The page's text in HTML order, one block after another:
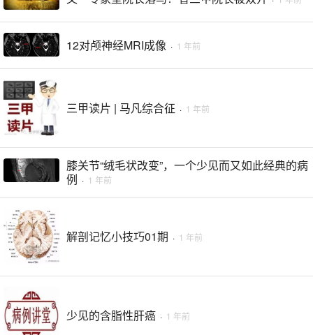
12对颅神经MRI成像 · 1 年前
三甲读片 | 马凡综合征 · 1 年前
膝关节“绒毛状改变”，一个少见而又如此经典的病
例 · 1 年前
解剖记忆小技巧01期 · 1 年前
少见的含脂性肝癌 · 1 年前